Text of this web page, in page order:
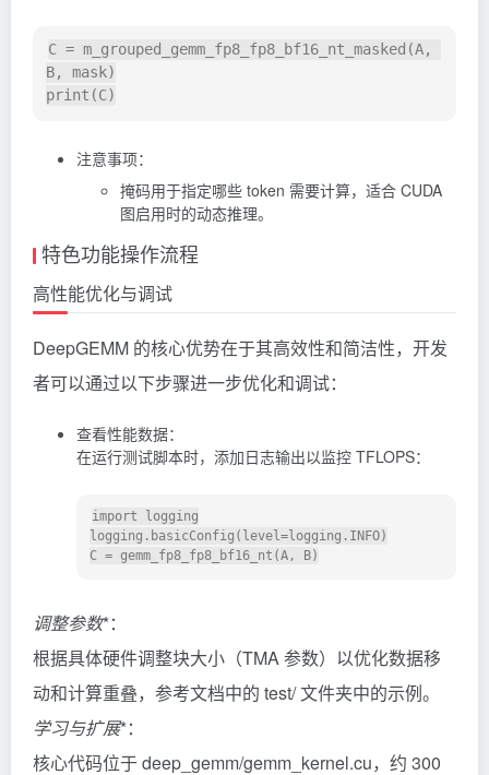
C = m_grouped_gemm_fp8_fp8_bf16_nt_masked(A,
B, mask)
注意事项：
掩码用于指定哪些 token 需要计算，适合 CUDA
图启用时的动态推理。
特色功能操作流程
高性能优化与调试
DeepGEMM 的核心优势在于其高效性和简洁性，开发
者可以通过以下步骤进一步优化和调试：
查看性能数据：
在运行测试脚本时，添加日志输出以监控 TFLOPS：
import logging
logging.basicConfig(level=logging.INFO)
调整参数*：
根据具体硬件调整块大小（TMA 参数）以优化数据移
动和计算重叠，参考文档中的 test/ 文件夹中的示例。
学习与扩展*：
核心代码位于 deep_gemm/gemm_kernel.cu，约 300